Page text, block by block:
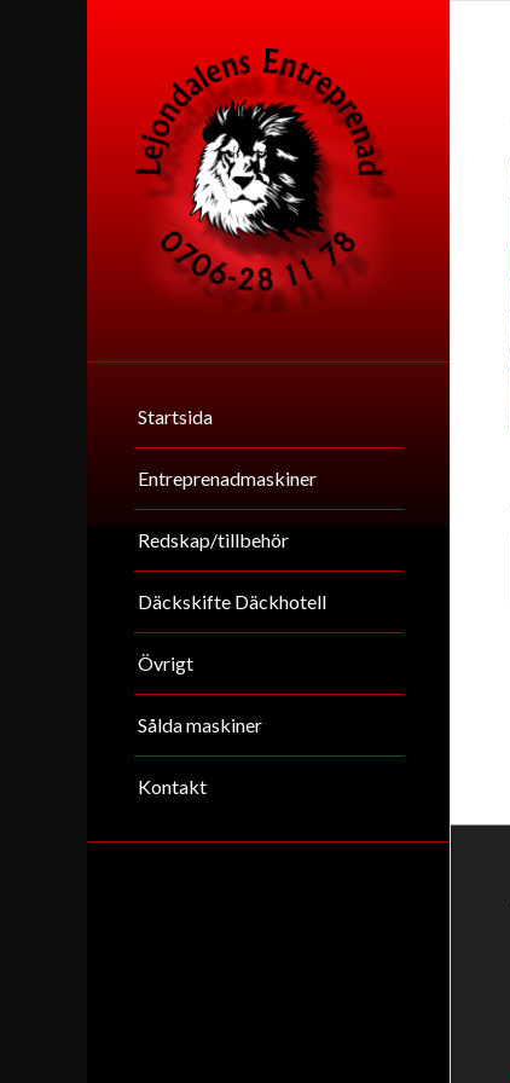
Startsida
Entreprenadmaskiner
Redskap/tillbehör
Däckskifte Däckhotell
Övrigt
Sålda maskiner
Kontakt